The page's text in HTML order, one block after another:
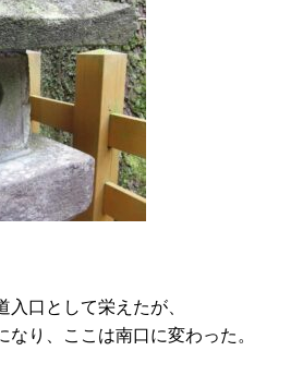
口として栄えたが、
なり、ここは南口に変わった。